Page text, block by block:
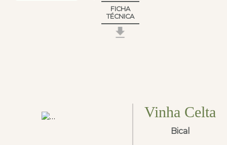
FICHA
TÉCNICA
Vinha Celta
Bical